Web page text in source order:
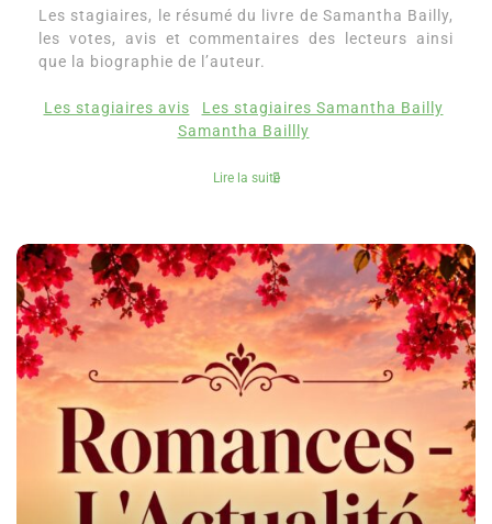
Les stagiaires, le résumé du livre de Samantha Bailly,
les votes, avis et commentaires des lecteurs ainsi
que la biographie de l’auteur.
Les stagiaires avis
Les stagiaires Samantha Bailly
Samantha Baillly
Lire la suite